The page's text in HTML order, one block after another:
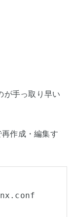
が手っ取り早い
作成・編集す